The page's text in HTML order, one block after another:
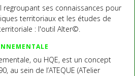
regroupant ses connaissances pour
territoriaux et les études de
: l'outil Alter©.
ou HQE, est un concept
au sein de l’ATEQUE (ATelier